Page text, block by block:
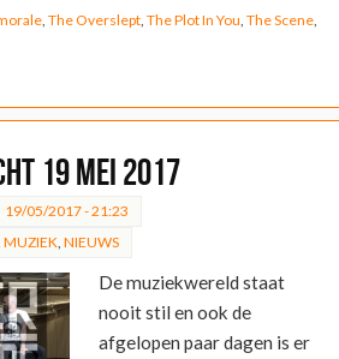
, The Overslept, The Plot In You The Scene,
19 mei 2017
19/05/2017 - 21:23
MUZIEK NIEUWS
De muziekwereld staat
nooit stil en ook de
afgelopen paar dagen is er